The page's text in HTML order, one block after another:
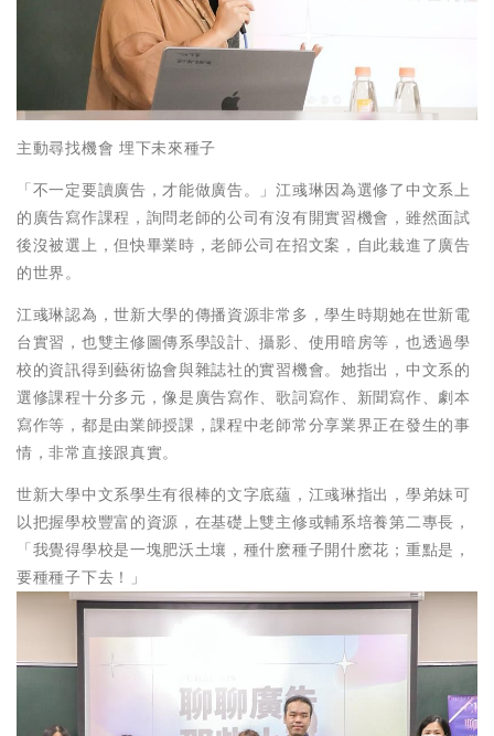
主動尋找機會 埋下未來種子
「不一定要讀廣告，才能做廣告。」江彧琳因為選修了中文系上
的廣告寫作課程，詢問老師的公司有沒有開實習機會，雖然面試
後沒被選上，但快畢業時，老師公司在招文案，自此栽進了廣告
的世界。
江彧琳認為，世新大學的傳播資源非常多，學生時期她在世新電
台實習，也雙主修圖傳系學設計、攝影、使用暗房等，也透過學
校的資訊得到藝術協會與雜誌社的實習機會。她指出，中文系的
選修課程十分多元，像是廣告寫作、歌詞寫作、新聞寫作、劇本
寫作等，都是由業師授課，課程中老師常分享業界正在發生的事
情，非常直接跟真實。
世新大學中文系學生有很棒的文字底蘊，江彧琳指出，學弟妹可
以把握學校豐富的資源，在基礎上雙主修或輔系培養第二專長，
「我覺得學校是一塊肥沃土壤，種什麽種子開什麽花；重點是，
要種種子下去！」